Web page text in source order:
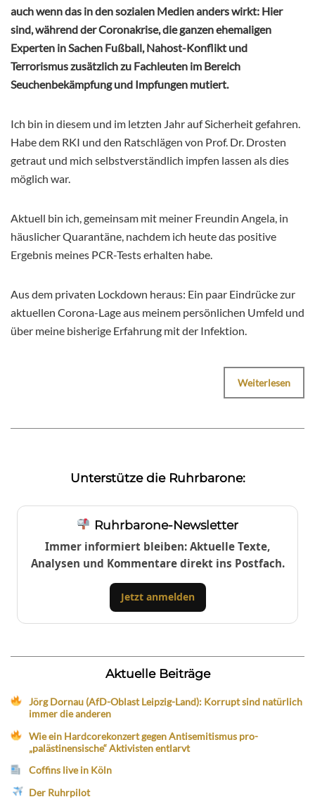
auch wenn das in den sozialen Medien anders wirkt: Hier
sind, während der Coronakrise, die ganzen ehemaligen
Experten in Sachen Fußball, Nahost-Konflikt und
Terrorismus zusätzlich zu Fachleuten im Bereich
Seuchenbekämpfung und Impfungen mutiert.
Ich bin in diesem und im letzten Jahr auf Sicherheit gefahren.
Habe dem RKI und den Ratschlägen von Prof. Dr. Drosten
getraut und mich selbstverständlich impfen lassen als dies
möglich war.
Aktuell bin ich, gemeinsam mit meiner Freundin Angela, in
häuslicher Quarantäne, nachdem ich heute das positive
Ergebnis meines PCR-Tests erhalten habe.
Aus dem privaten Lockdown heraus: Ein paar Eindrücke zur
aktuellen Corona-Lage aus meinem persönlichen Umfeld und
über meine bisherige Erfahrung mit der Infektion.
Weiterlesen
Unterstütze die Ruhrbarone:
Ruhrbarone-Newsletter
Immer informiert bleiben: Aktuelle Texte,
Analysen und Kommentare direkt ins Postfach.
Jetzt anmelden
Aktuelle Beiträge
Jörg Dornau (AfD-Oblast Leipzig-Land): Korrupt sind natürlich
immer die anderen
Wie ein Hardcorekonzert gegen Antisemitismus pro-
„palästinensische“ Aktivisten entlarvt
Coffins live in Köln
Der Ruhrpilot